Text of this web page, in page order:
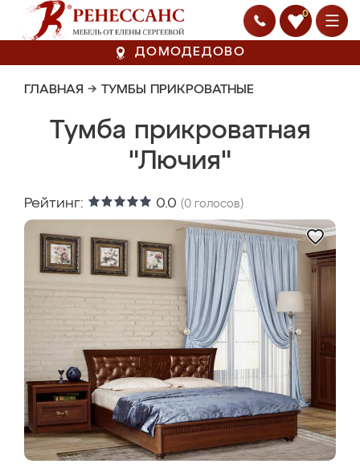
0
ДОМОДЕДОВО
ГЛАВНАЯ → ТУМБЫ ПРИКРОВАТНЫЕ
Тумба прикроватная
"Лючия"
Рейтинг: 0.0 (0 голосов)